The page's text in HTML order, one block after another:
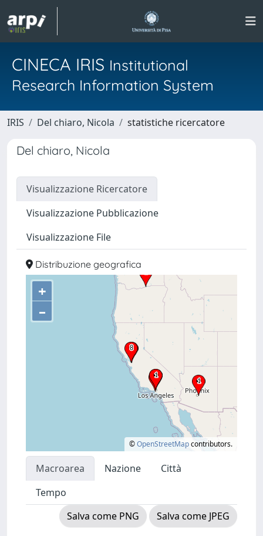
CINECA IRIS Institutional
Research Information System
IRIS Del chiaro, Nicola statistiche ricercatore
Del chiaro, Nicola
Visualizzazione Ricercatore
Visualizzazione Pubblicazione
Visualizzazione File
Distribuzione geografica
+
–
©OpenStreetMapcontributors.
Macroarea Nazione
Città
Tempo
Salva come PNG
Salva come JPEG